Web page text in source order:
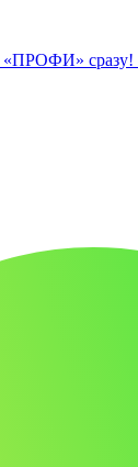
«ПРОФИ» сразу!